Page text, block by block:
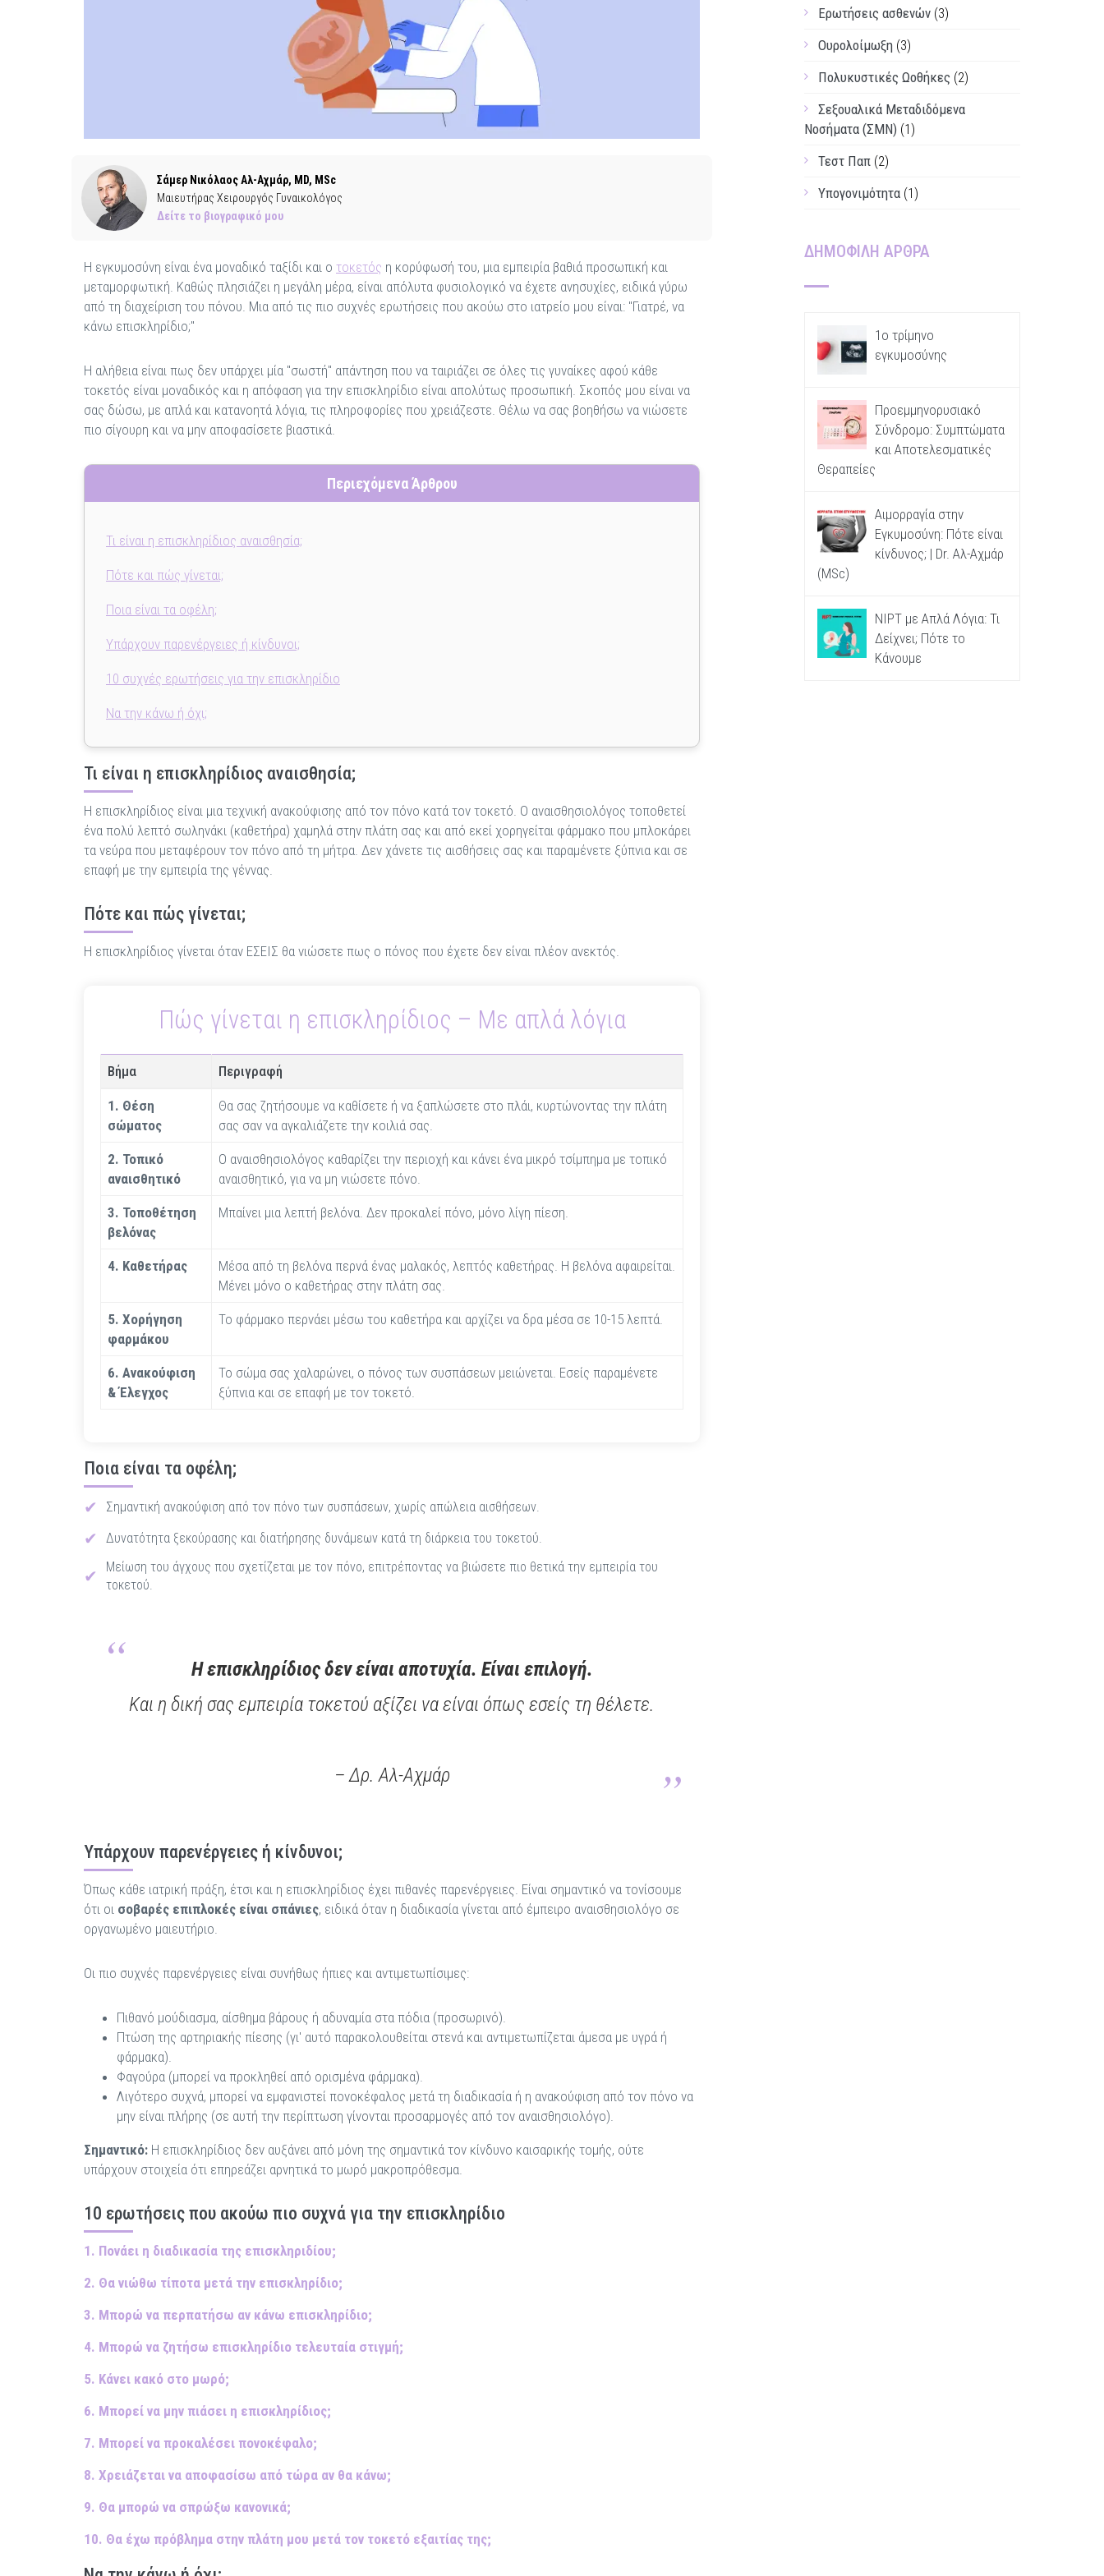
Σάμερ Νικόλαος Αλ-Αχμάρ, MD, MSc
Μαιευτήρας Χειρουργός Γυναικολόγος
Δείτε το βιογραφικό μου
Η εγκυμοσύνη είναι ένα μοναδικό ταξίδι και ο τοκετός η κορύφωσή του, μια εμπειρία βαθιά προσωπική και
μεταμορφωτική. Καθώς πλησιάζει η μεγάλη μέρα, είναι απόλυτα φυσιολογικό να έχετε ανησυχίες, ειδικά γύρω
από τη διαχείριση του πόνου. Μια από τις πιο συχνές ερωτήσεις που ακούω στο ιατρείο μου είναι: "Γιατρέ, να
κάνω επισκληρίδιο;"
Η αλήθεια είναι πως δεν υπάρχει μία "σωστή" απάντηση που να ταιριάζει σε όλες τις γυναίκες αφού κάθε
τοκετός είναι μοναδικός και η απόφαση για την επισκληρίδιο είναι απολύτως προσωπική. Σκοπός μου είναι να
σας δώσω, με απλά και κατανοητά λόγια, τις πληροφορίες που χρειάζεστε. Θέλω να σας βοηθήσω να νιώσετε
πιο σίγουρη και να μην αποφασίσετε βιαστικά.
Περιεχόμενα Άρθρου
Τι είναι η επισκληρίδιος αναισθησία;
Πότε και πώς γίνεται;
Ποια είναι τα οφέλη;
Υπάρχουν παρενέργειες ή κίνδυνοι;
10 συχνές ερωτήσεις για την επισκληρίδιο
Να την κάνω ή όχι;
Τι είναι η επισκληρίδιος αναισθησία;
Η επισκληρίδιος είναι μια τεχνική ανακούφισης από τον πόνο κατά τον τοκετό. Ο αναισθησιολόγος τοποθετεί
ένα πολύ λεπτό σωληνάκι (καθετήρα) χαμηλά στην πλάτη σας και από εκεί χορηγείται φάρμακο που μπλοκάρει
τα νεύρα που μεταφέρουν τον πόνο από τη μήτρα. Δεν χάνετε τις αισθήσεις σας και παραμένετε ξύπνια και σε
επαφή με την εμπειρία της γέννας.
Πότε και πώς γίνεται;
Η επισκληρίδιος γίνεται όταν ΕΣΕΙΣ θα νιώσετε πως ο πόνος που έχετε δεν είναι πλέον ανεκτός.
Πώς γίνεται η επισκληρίδιος – Με απλά λόγια
Βήμα Περιγραφή
1. Θέση
σώματος
Θα σας ζητήσουμε να καθίσετε ή να ξαπλώσετε στο πλάι, κυρτώνοντας την πλάτη
σας σαν να αγκαλιάζετε την κοιλιά σας.
2. Τοπικό
αναισθητικό
Ο αναισθησιολόγος καθαρίζει την περιοχή και κάνει ένα μικρό τσίμπημα με τοπικό
αναισθητικό, για να μη νιώσετε πόνο.
3. Τοποθέτηση
βελόνας
Μπαίνει μια λεπτή βελόνα. Δεν προκαλεί πόνο, μόνο λίγη πίεση.
4. Καθετήρας
Μέσα από τη βελόνα περνά ένας μαλακός, λεπτός καθετήρας. Η βελόνα αφαιρείται.
Μένει μόνο ο καθετήρας στην πλάτη σας.
5. Χορήγηση
φαρμάκου
Το φάρμακο περνάει μέσω του καθετήρα και αρχίζει να δρα μέσα σε 10-15 λεπτά.
6. Ανακούφιση
& Έλεγχος
Το σώμα σας χαλαρώνει, ο πόνος των συσπάσεων μειώνεται. Εσείς παραμένετε
ξύπνια και σε επαφή με τον τοκετό.
Ποια είναι τα οφέλη;
Σημαντική ανακούφιση από τον πόνο των συσπάσεων, χωρίς απώλεια αισθήσεων.
Δυνατότητα ξεκούρασης και διατήρησης δυνάμεων κατά τη διάρκεια του τοκετού.
Μείωση του άγχους που σχετίζεται με τον πόνο, επιτρέποντας να βιώσετε πιο θετικά την εμπειρία του
τοκετού.
Η επισκληρίδιος δεν είναι αποτυχία. Είναι επιλογή.
Και η δική σας εμπειρία τοκετού αξίζει να είναι όπως εσείς τη θέλετε.
– Δρ. Αλ-Αχμάρ
Υπάρχουν παρενέργειες ή κίνδυνοι;
Όπως κάθε ιατρική πράξη, έτσι και η επισκληρίδιος έχει πιθανές παρενέργειες. Είναι σημαντικό να τονίσουμε
ότι οι σοβαρές επιπλοκές είναι σπάνιες, ειδικά όταν η διαδικασία γίνεται από έμπειρο αναισθησιολόγο σε
οργανωμένο μαιευτήριο.
Οι πιο συχνές παρενέργειες είναι συνήθως ήπιες και αντιμετωπίσιμες:
Πιθανό μούδιασμα, αίσθημα βάρους ή αδυναμία στα πόδια (προσωρινό).
Πτώση της αρτηριακής πίεσης (γι' αυτό παρακολουθείται στενά και αντιμετωπίζεται άμεσα με υγρά ή
φάρμακα).
Φαγούρα (μπορεί να προκληθεί από ορισμένα φάρμακα).
Λιγότερο συχνά, μπορεί να εμφανιστεί πονοκέφαλος μετά τη διαδικασία ή η ανακούφιση από τον πόνο να
μην είναι πλήρης (σε αυτή την περίπτωση γίνονται προσαρμογές από τον αναισθησιολόγο).
Σημαντικό: Η επισκληρίδιος δεν αυξάνει από μόνη της σημαντικά τον κίνδυνο καισαρικής τομής, ούτε
υπάρχουν στοιχεία ότι επηρεάζει αρνητικά το μωρό μακροπρόθεσμα.
10 ερωτήσεις που ακούω πιο συχνά για την επισκληρίδιο
1. Πονάει η διαδικασία της επισκληριδίου;
2. Θα νιώθω τίποτα μετά την επισκληρίδιο;
3. Μπορώ να περπατήσω αν κάνω επισκληρίδιο;
4. Μπορώ να ζητήσω επισκληρίδιο τελευταία στιγμή;
5. Κάνει κακό στο μωρό;
6. Μπορεί να μην πιάσει η επισκληρίδιος;
7. Μπορεί να προκαλέσει πονοκέφαλο;
8. Χρειάζεται να αποφασίσω από τώρα αν θα κάνω;
9. Θα μπορώ να σπρώξω κανονικά;
10. Θα έχω πρόβλημα στην πλάτη μου μετά τον τοκετό εξαιτίας της;
Ερωτήσεις ασθενών (3)
Ουρολοίμωξη (3)
Πολυκυστικές Ωοθήκες (2)
Σεξουαλικά Μεταδιδόμενα
Νοσήματα (ΣΜΝ) (1)
Τεστ Παπ (2)
Υπογονιμότητα (1)
ΔΗΜΟΦΙΛΗ ΑΡΘΡΑ
1ο τρίμηνο
εγκυμοσύνης
Προεμμηνορυσιακό
Σύνδρομο: Συμπτώματα
και Αποτελεσματικές
Θεραπείες
Αιμορραγία στην
Εγκυμοσύνη: Πότε είναι
κίνδυνος; | Dr. Αλ-Αχμάρ
(MSc)
NIPT με Απλά Λόγια: Τι
Δείχνει; Πότε το
Κάνουμε